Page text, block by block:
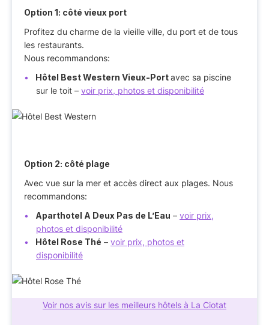
Option 1: côté vieux port
Profitez du charme de la vieille ville, du port et de tous
les restaurants.
Nous recommandons:
Hôtel Best Western Vieux-Portavec sa piscine
sur le toit – voir prix, photos et disponibilité
Option 2: côté plage
Avec vue sur la mer et accès direct aux plages. Nous
recommandons:
Aparthotel A Deux Pas de L’Eau – voir prix,
photos et disponibilité
Hôtel Rose Thé – voir prix, photos et
disponibilité
Voir nos avis sur les meilleurs hôtels à La Ciotat